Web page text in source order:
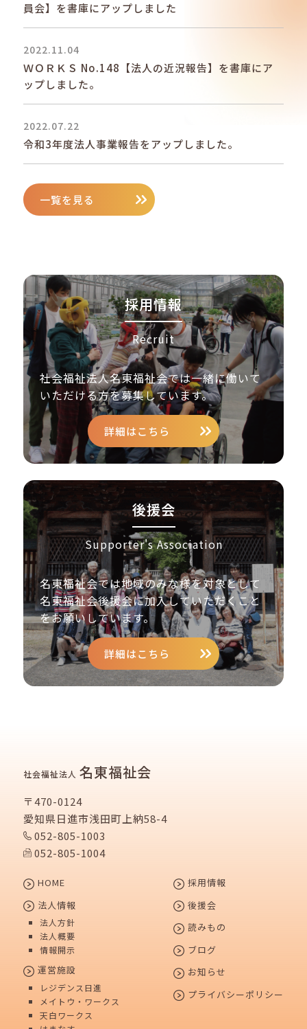
員会】を書庫にアップしました
2022.11.04
ＷＯＲＫＳ No.148【法人の近況報告】を書庫にア
ップしました。
2022.07.22
令和3年度法人事業報告をアップしました。
一覧を見る
採用情報
Recruit
社会福祉法人名東福祉会では一緒に働いて
いただける方を募集しています。
詳細はこちら
後援会
Supporter's Association
名東福祉会では地域のみな様を対象として
名東福祉会後援会に加入していただくこと
をお願いしています。
詳細はこちら
社会福祉法人 名東福祉会
〒470-0124
愛知県日進市浅田町上納58-4
052-805-1003
052-805-1004
HOME
法人情報
法人方針
法人概要
情報開示
運営施設
レジデンス日進
メイトウ・ワークス
天白ワークス
採用情報
後援会
読みもの
ブログ
お知らせ
プライバシーポリシー